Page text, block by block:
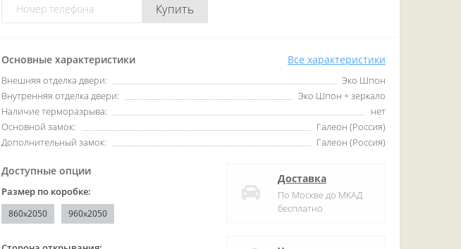
Купить
Основные характеристики Все характеристики
Внешняя отделка двери:
Эко Шпон
Внутренняя отделка двери:
Эко Шпон + зеркало
Наличие терморазрыва:
нет
Основной замок:
Галеон (Россия)
Дополнительный замок:
Галеон (Россия)
Доступные опции
Размер по коробке:
860х2050 960x2050
Доставка
По Москве до МКАД
бесплатно